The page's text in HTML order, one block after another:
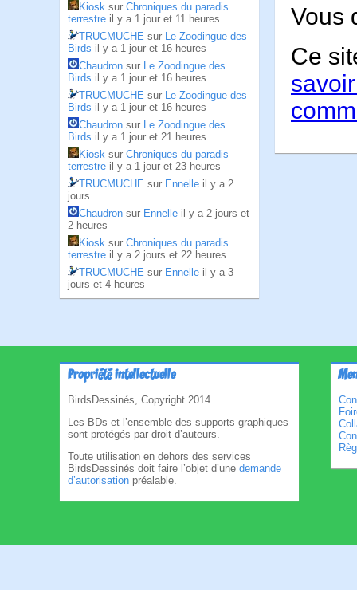
Kiosk sur Chroniques du paradis
terrestre il y a 1 jour et 11 heures
TRUCMUCHE sur Le Zoodingue des
Birds il y a 1 jour et 16 heures
Chaudron sur Le Zoodingue des
Birds il y a 1 jour et 16 heures
TRUCMUCHE sur Le Zoodingue des
Birds il y a 1 jour et 16 heures
Chaudron sur Le Zoodingue des
Birds il y a 1 jour et 21 heures
Kiosk sur Chroniques du paradis
terrestre il y a 1 jour et 23 heures
TRUCMUCHE sur Ennelle il y a 2
jours
Chaudron sur Ennelle il y a 2 jours et
2 heures
Kiosk sur Chroniques du paradis
terrestre il y a 2 jours et 22 heures
TRUCMUCHE sur Ennelle il y a 3
jours et 4 heures
Vous
Ce
Propriété intellectuelle
BirdsDessinés, Copyright 2014
Les BDs et l’ensemble des supports graphiques
sont protégés par droit d’auteurs.
Toute utilisation en dehors des services
BirdsDessinés doit faire l’objet d’une demande
d’autorisation préalable.